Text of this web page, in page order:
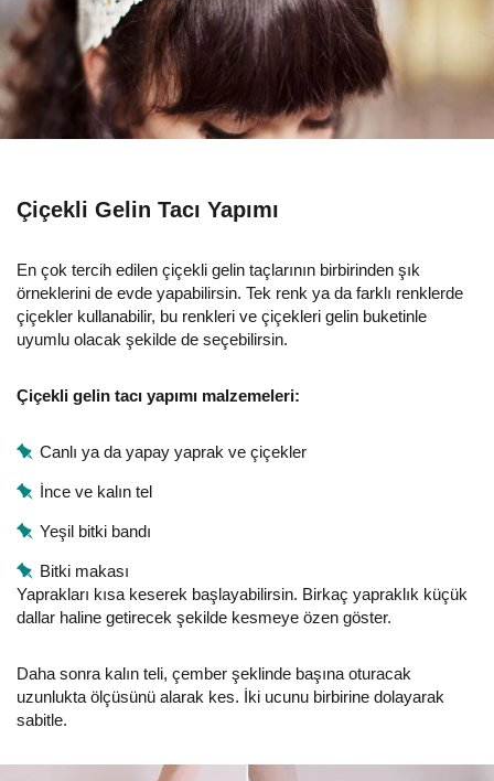
Çiçekli Gelin Tacı Yapımı
En çok tercih edilen çiçekli gelin taçlarının birbirinden şık
örneklerini de evde yapabilirsin. Tek renk ya da farklı renklerde
çiçekler kullanabilir, bu renkleri ve çiçekleri gelin buketinle
uyumlu olacak şekilde de seçebilirsin.
Çiçekli gelin tacı yapımı malzemeleri:
Canlı ya da yapay yaprak ve çiçekler
İnce ve kalın tel
Yeşil bitki bandı
Bitki makası
Yaprakları kısa keserek başlayabilirsin. Birkaç yapraklık küçük
dallar haline getirecek şekilde kesmeye özen göster.
Daha sonra kalın teli, çember şeklinde başına oturacak
uzunlukta ölçüsünü alarak kes. İki ucunu birbirine dolayarak
sabitle.